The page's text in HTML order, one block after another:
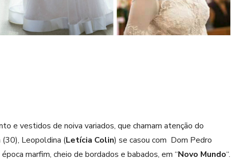
e vestidos de noiva variados, que chamam atenção do
Leopoldina (Letícia Colin) se casou com Dom Pedro
marfim, cheio de bordados e babados, em “Novo Mundo“.